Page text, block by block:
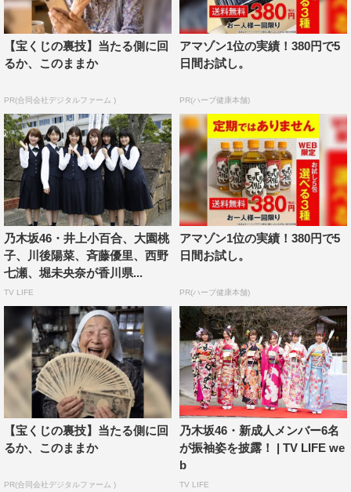
【宝くじの裏技】当たる側に回
るか、このままか
PR(合同会社デジタルファーム )
アマゾン1位の実績！380円で5
日間お試し。
PR(ハーブ健康本舗)
乃木坂46・井上小百合、大園桃
子、川後陽菜、斉藤優里、西野
七瀬、堀未央奈が香川県...
TV LIFE
アマゾン1位の実績！380円で5
日間お試し。
PR(ハーブ健康本舗)
【宝くじの裏技】当たる側に回
るか、このままか
PR(合同会社デジタルファーム )
乃木坂46・新成人メンバー6名
が振袖姿を披露！ | TV LIFE we
b
TV LIFE